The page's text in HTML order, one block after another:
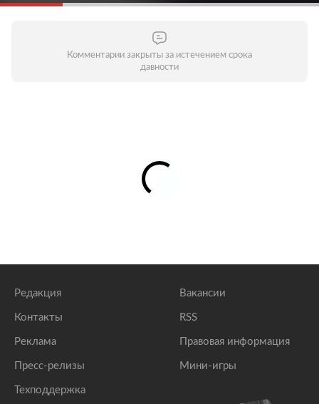
Комментарии закрыты за истечением срока
давности
Редакция
Контакты
Реклама
Пресс-релизы
Техподдержка
Вакансии
RSS
Правовая информация
Мини-игры